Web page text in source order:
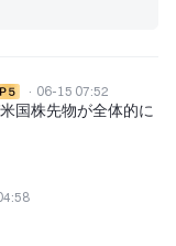
· 06-15 07:52
国株先物が全体的に